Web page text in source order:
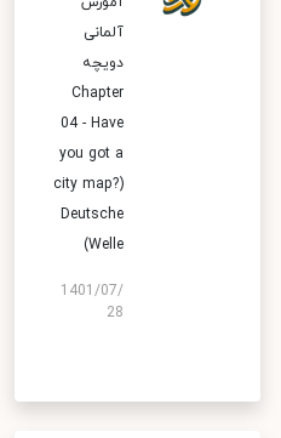
آلمانی
دویچه
Chapter
04 - Have
you got a
city map?)
Deutsche
Welle)
1401/07/
28